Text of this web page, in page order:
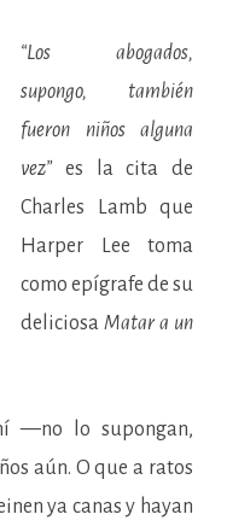
“Los abogados,
supongo, también
fueron niños alguna
vez”es la cita de
Charles Lamb que
Harper Lee toma
como epígrafe de su
deliciosa Matar a un
—no lo supongan,
aún. O que a ratos
ya canas y hayan